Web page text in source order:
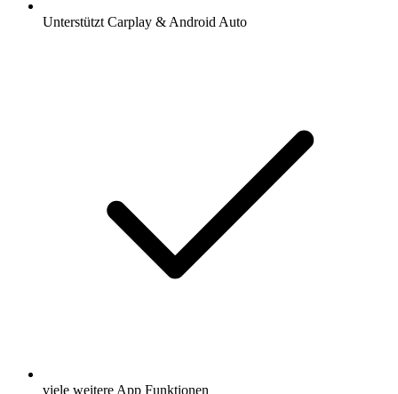
Unterstützt Carplay & Android Auto
viele weitere App Funktionen